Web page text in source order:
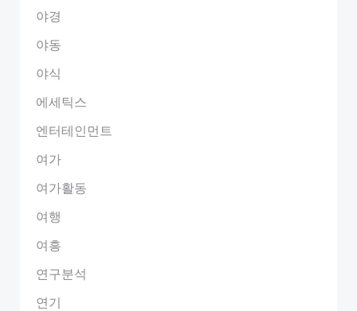
야경
야동
야식
에세틱스
엔터테인먼트
여가
여가활동
여행
여흥
연구분석
연기